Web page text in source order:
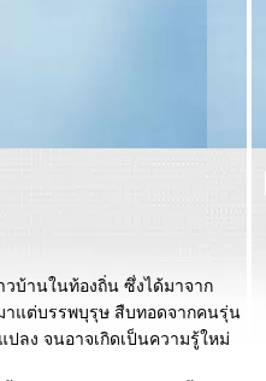
บ้านในท้องถิ่น ซึ่งได้มาจาก
แต่บรรพบุรุษ สืบทอดจากคนรุ่น
ลง จนอาจเกิดเป็นความรู้ใหม่